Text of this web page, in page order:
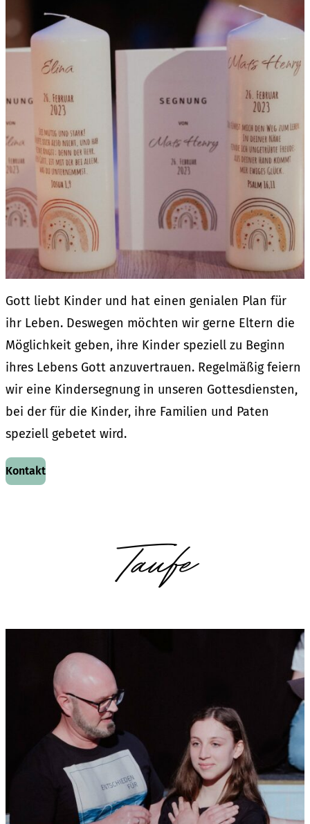
Gott liebt Kinder und hat einen genialen Plan für
ihr Leben. Deswegen möchten wir gerne Eltern die
Möglichkeit geben, ihre Kinder speziell zu Beginn
ihres Lebens Gott anzuvertrauen. Regelmäßig feiern
wir eine Kindersegnung in unseren Gottesdiensten,
bei der für die Kinder, ihre Familien und Paten
speziell gebetet wird.
Kontakt
Taufe